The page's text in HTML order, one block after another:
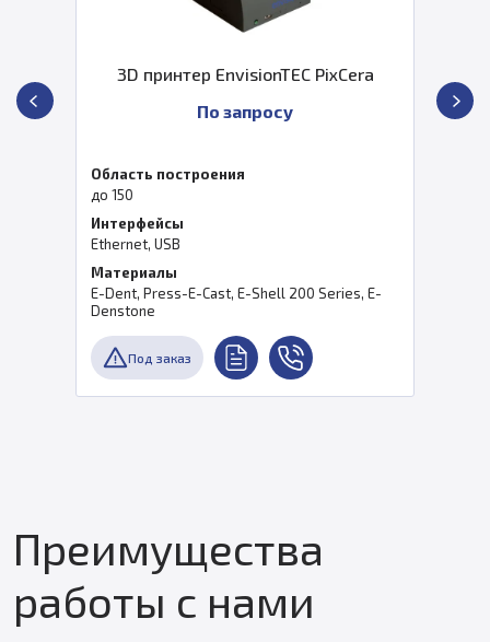
3D принтер EnvisionTEC PixCera
По запросу
Область построения
до 150
Интерфейсы
Ethernet, USB
Материалы
E-Dent, Press-E-Cast, E-Shell 200 Series, E-
Denstone
Под заказ
Преимущества
работы с нами